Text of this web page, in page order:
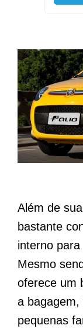
Além de
bastante
interno
Mesmo
oferece um
a bagagem,
pequenas